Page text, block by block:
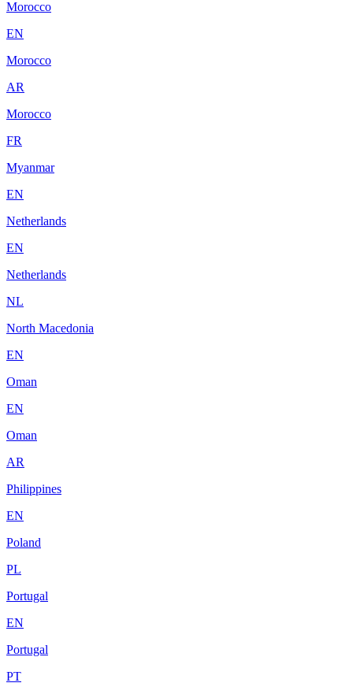
Morocco
EN
Morocco
AR
Morocco
FR
Myanmar
EN
Netherlands
EN
Netherlands
NL
North Macedonia
EN
Oman
EN
Oman
AR
Philippines
EN
Poland
PL
Portugal
EN
Portugal
PT